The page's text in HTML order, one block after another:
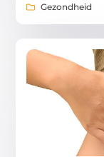
Gezondheid